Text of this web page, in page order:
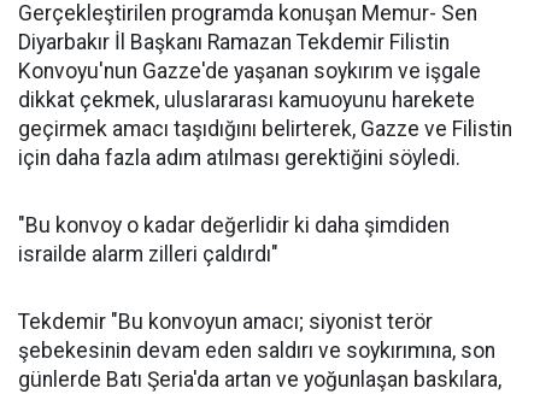
Gerçekleştirilen programda konuşan Memur- Sen
Diyarbakır İl Başkanı Ramazan Tekdemir Filistin
Konvoyu'nun Gazze'de yaşanan soykırım ve işgale
dikkat çekmek, uluslararası kamuoyunu harekete
geçirmek amacı taşıdığını belirterek, Gazze ve Filistin
için daha fazla adım atılması gerektiğini söyledi.
"Bu konvoy o kadar değerlidir ki daha şimdiden
israilde alarm zilleri çaldırdı"
Tekdemir "Bu konvoyun amacı; siyonist terör
şebekesinin devam eden saldırı ve soykırımına, son
günlerde Batı Şeria'da artan ve yoğunlaşan baskılara,